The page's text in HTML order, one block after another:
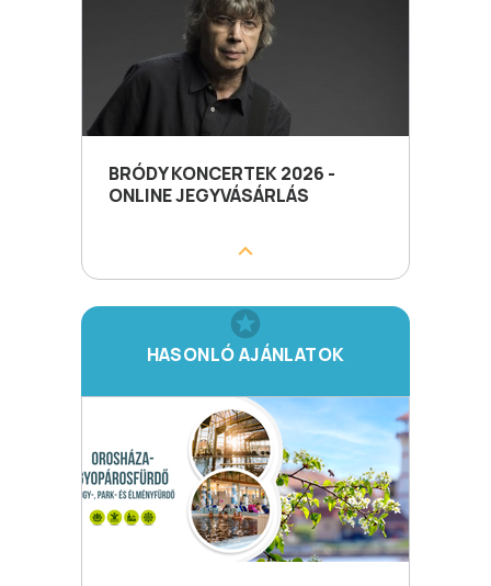
BRÓDY KONCERTEK 2026 -
ONLINE JEGYVÁSÁRLÁS
HASONLÓ AJÁNLATOK